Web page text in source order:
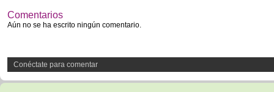
Comentarios
Aún no se ha escrito ningún comentario.
Conéctate para comentar